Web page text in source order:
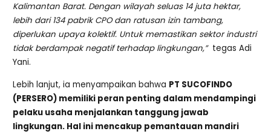
Kalimantan Barat. Dengan wilayah seluas 14 juta hektar,
lebih dari 134 pabrik CPO dan ratusan izin tambang,
diperlukan upaya kolektif. Untuk memastikan sektor industri
tidak berdampak negatif terhadap lingkungan,”tegas Adi
Yani.
Lebih lanjut, ia menyampaikan bahwa PT SUCOFINDO
(PERSERO) memiliki peran penting dalam mendampingi
pelaku usaha menjalankan tanggung jawab
lingkungan. Hal ini mencakup pemantauan mandiri